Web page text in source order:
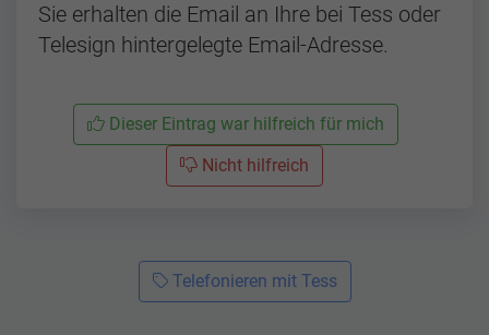
Sie erhalten die Email an Ihre bei Tess oder
Telesign hintergelegte Email-Adresse.
Dieser Eintrag war hilfreich für mich
Nicht hilfreich
Telefonieren mit Tess